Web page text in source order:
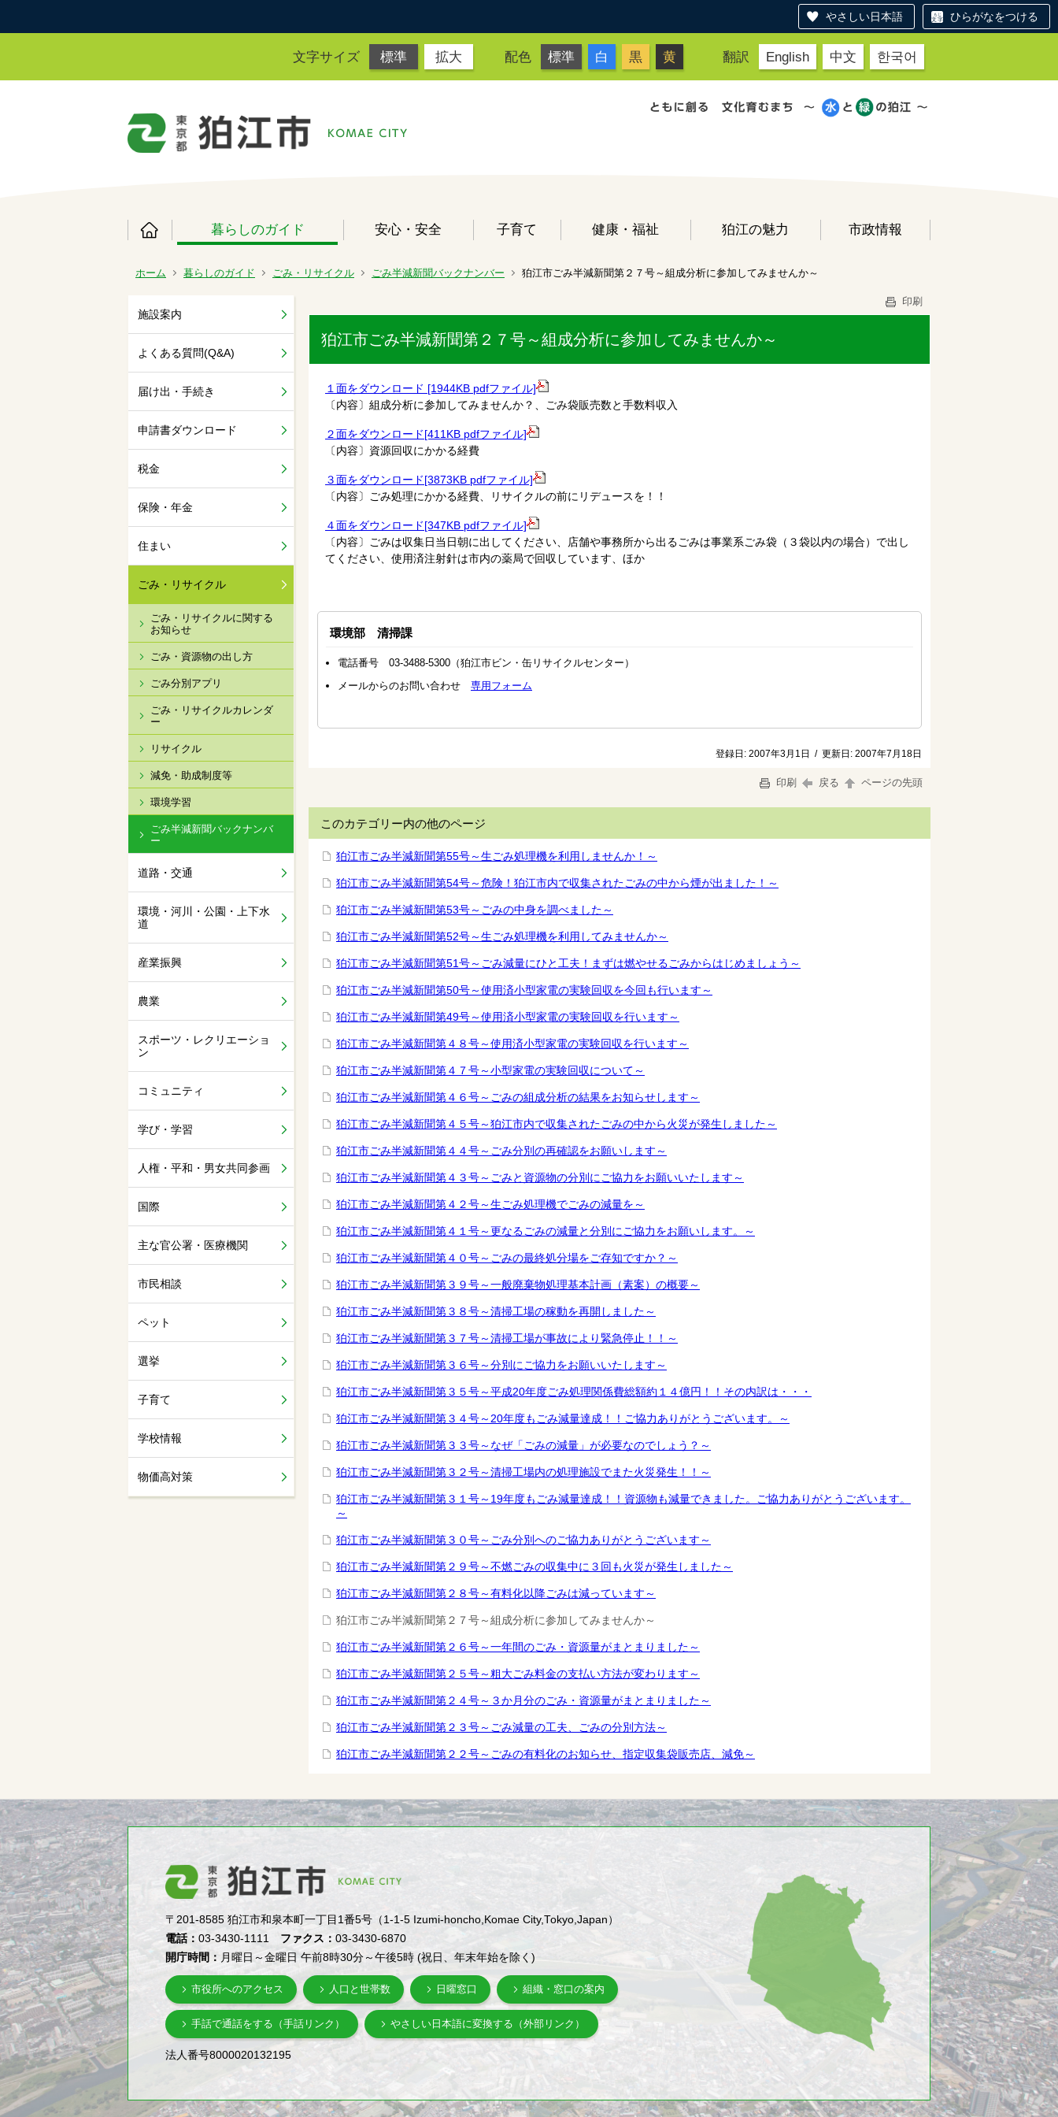
やさしい日本語 ひらがなをつける
文字サイズ 標準 拡大 配色 標準 白 黒 黄 翻訳 English 中文 한국어
暮らしのガイド 安心・安全 子育て 健康・福祉 狛江の魅力 市政情報
ホーム 暮らしのガイド ごみ・リサイクル ごみ半減新聞バックナンバー 狛江市ごみ半減新聞第２７号～組成分析に参加してみませんか～
施設案内
よくある質問(Q&A)
届け出・手続き
申請書ダウンロード
税金
保険・年金
住まい
ごみ・リサイクル
ごみ・リサイクルに関する
お知らせ
ごみ・資源物の出し方
ごみ分別アプリ
ごみ・リサイクルカレンダ
ー
リサイクル
減免・助成制度等
環境学習
ごみ半減新聞バックナンバ
ー
道路・交通
環境・河川・公園・上下水
道
産業振興
農業
スポーツ・レクリエーショ
ン
コミュニティ
学び・学習
人権・平和・男女共同参画
国際
主な官公署・医療機関
市民相談
ペット
選挙
子育て
学校情報
物価高対策
印刷
狛江市ごみ半減新聞第２７号～組成分析に参加してみませんか～
１面をダウンロード [1944KB pdfファイル]
〔内容〕組成分析に参加してみませんか？、ごみ袋販売数と手数料収入
２面をダウンロード[411KB pdfファイル]
〔内容〕資源回収にかかる経費
３面をダウンロード[3873KB pdfファイル]
〔内容〕ごみ処理にかかる経費、リサイクルの前にリデュースを！！
４面をダウンロード[347KB pdfファイル]
〔内容〕ごみは収集日当日朝に出してください、店舗や事務所から出るごみは事業系ごみ袋（３袋以内の場合）で出し
てください、使用済注射針は市内の薬局で回収しています、ほか
環境部 清掃課
電話番号 03-3488-5300（狛江市ビン・缶リサイクルセンター）
メールからのお問い合わせ 専用フォーム
登録日: 2007年3月1日 / 更新日: 2007年7月18日
印刷 戻る ページの先頭
このカテゴリー内の他のページ
狛江市ごみ半減新聞第55号～生ごみ処理機を利用しませんか！～
狛江市ごみ半減新聞第54号～危険！狛江市内で収集されたごみの中から煙が出ました！～
狛江市ごみ半減新聞第53号～ごみの中身を調べました～
狛江市ごみ半減新聞第52号～生ごみ処理機を利用してみませんか～
狛江市ごみ半減新聞第51号～ごみ減量にひと工夫！まずは燃やせるごみからはじめましょう～
狛江市ごみ半減新聞第50号～使用済小型家電の実験回収を今回も行います～
狛江市ごみ半減新聞第49号～使用済小型家電の実験回収を行います～
狛江市ごみ半減新聞第４８号～使用済小型家電の実験回収を行います～
狛江市ごみ半減新聞第４７号～小型家電の実験回収について～
狛江市ごみ半減新聞第４６号～ごみの組成分析の結果をお知らせします～
狛江市ごみ半減新聞第４５号～狛江市内で収集されたごみの中から火災が発生しました～
狛江市ごみ半減新聞第４４号～ごみ分別の再確認をお願いします～
狛江市ごみ半減新聞第４３号～ごみと資源物の分別にご協力をお願いいたします～
狛江市ごみ半減新聞第４２号～生ごみ処理機でごみの減量を～
狛江市ごみ半減新聞第４１号～更なるごみの減量と分別にご協力をお願いします。～
狛江市ごみ半減新聞第４０号～ごみの最終処分場をご存知ですか？～
狛江市ごみ半減新聞第３９号～一般廃棄物処理基本計画（素案）の概要～
狛江市ごみ半減新聞第３８号～清掃工場の稼動を再開しました～
狛江市ごみ半減新聞第３７号～清掃工場が事故により緊急停止！！～
狛江市ごみ半減新聞第３６号～分別にご協力をお願いいたします～
狛江市ごみ半減新聞第３５号～平成20年度ごみ処理関係費総額約１４億円！！その内訳は・・・
狛江市ごみ半減新聞第３４号～20年度もごみ減量達成！！ご協力ありがとうございます。～
狛江市ごみ半減新聞第３３号～なぜ「ごみの減量」が必要なのでしょう？～
狛江市ごみ半減新聞第３２号～清掃工場内の処理施設でまた火災発生！！～
狛江市ごみ半減新聞第３１号～19年度もごみ減量達成！！資源物も減量できました。ご協力ありがとうございます。
～
狛江市ごみ半減新聞第３０号～ごみ分別へのご協力ありがとうございます～
狛江市ごみ半減新聞第２９号～不燃ごみの収集中に３回も火災が発生しました～
狛江市ごみ半減新聞第２８号～有料化以降ごみは減っています～
狛江市ごみ半減新聞第２７号～組成分析に参加してみませんか～
狛江市ごみ半減新聞第２６号～一年間のごみ・資源量がまとまりました～
狛江市ごみ半減新聞第２５号～粗大ごみ料金の支払い方法が変わります～
狛江市ごみ半減新聞第２４号～３か月分のごみ・資源量がまとまりました～
狛江市ごみ半減新聞第２３号～ごみ減量の工夫、ごみの分別方法～
狛江市ごみ半減新聞第２２号～ごみの有料化のお知らせ、指定収集袋販売店、減免～
〒201-8585 狛江市和泉本町一丁目1番5号（1-1-5 Izumi-honcho,Komae City,Tokyo,Japan）
電話：03-3430-1111 ファクス：03-3430-6870
開庁時間： 月曜日～金曜日 午前8時30分～午後5時 (祝日、年末年始を除く)
市役所へのアクセス 人口と世帯数 日曜窓口 組織・窓口の案内
手話で通話をする（手話リンク） やさしい日本語に変換する（外部リンク）
法人番号8000020132195